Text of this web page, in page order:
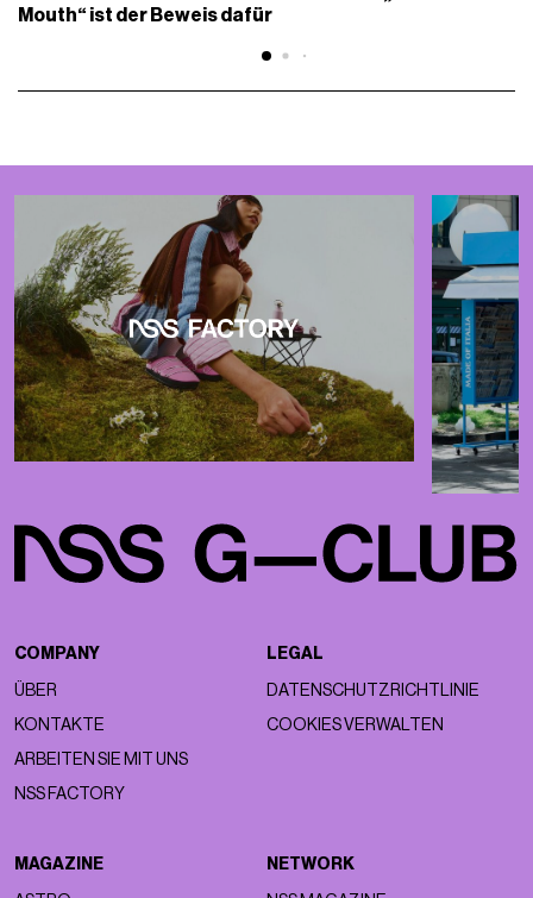
Mouth“ ist der Beweis dafür
COMPANY
ÜBER
KONTAKTE
ARBEITEN SIE MIT UNS
NSS FACTORY
LEGAL
DATENSCHUTZRICHTLINIE
COOKIES VERWALTEN
MAGAZINE NETWORK